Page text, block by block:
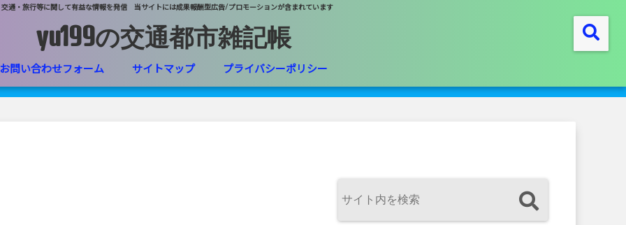
交通・旅行等に関して有益な情報を発信 当サイトには成果報酬型広告/プロモーションが含まれています
yu199の交通都市雑記帳
お問い合わせフォーム サイトマップ プライバシーポリシー